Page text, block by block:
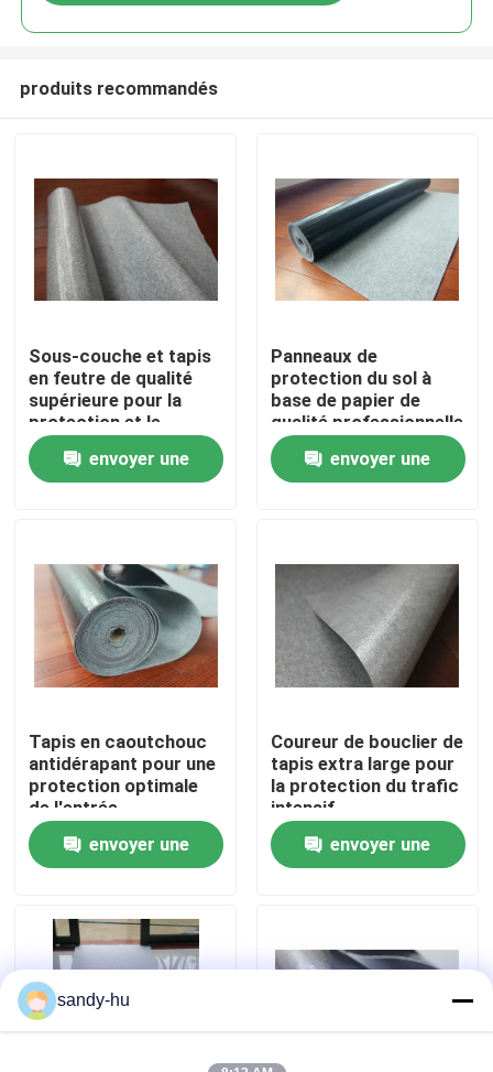
À la maison
À propos de nous
Visite de l'usine
Nous contacter
Nouvelles
Les affaires
protecteur de plancher
Protection de plancher
produits recommandés
Sous-couche et tapis
en feutre de qualité
supérieure pour la
protection et le
confort du sol
envoyer une
Panneaux de
protection du sol à
base de papier de
qualité professionnelle
envoyer une
Tapis en caoutchouc
antidérapant pour une
protection optimale
de l'entrée
envoyer une
Coureur de bouclier de
tapis extra large pour
la protection du trafic
intensif
envoyer une
sandy-hu